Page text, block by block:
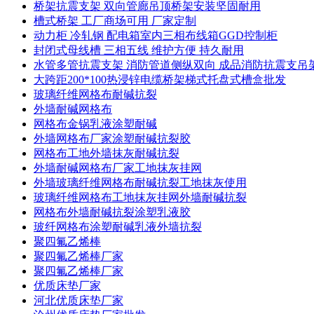
桥架抗震支架 双向管廊吊顶桥架安装坚固耐用
槽式桥架 工厂商场可用 厂家定制
动力柜 冷轧钢 配电箱室内三相布线箱GGD控制柜
封闭式母线槽 三相五线 维护方便 持久耐用
水管多管抗震支架 消防管道侧纵双向 成品消防抗震支吊
大跨距200*100热浸锌电缆桥架梯式托盘式槽盒批发
玻璃纤维网格布耐碱抗裂
外墙耐碱网格布
网格布金锅乳液涂塑耐碱
外墙网格布厂家涂塑耐碱抗裂胶
网格布工地外墙抹灰耐碱抗裂
外墙耐碱网格布厂家工地抹灰挂网
外墙玻璃纤维网格布耐碱抗裂工地抹灰使用
玻璃纤维网格布工地抹灰挂网外墙耐碱抗裂
网格布外墙耐碱抗裂涂塑乳液胶
玻纤网格布涂塑耐碱乳液外墙抗裂
聚四氟乙烯棒
聚四氟乙烯棒厂家
聚四氟乙烯棒厂家
优质床垫厂家
河北优质床垫厂家